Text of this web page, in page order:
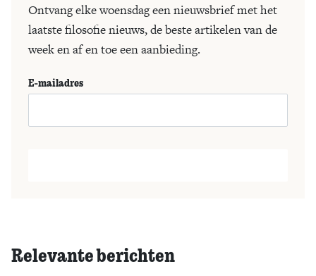
Ontvang elke woensdag een nieuwsbrief met het
laatste filosofie nieuws, de beste artikelen van de
week en af en toe een aanbieding.
E-mailadres
Relevante berichten